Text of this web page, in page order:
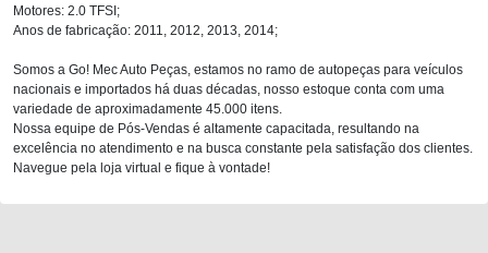
Motores: 2.0 TFSI;
Anos de fabricação: 2011, 2012, 2013, 2014;
Somos a Go! Mec Auto Peças, estamos no ramo de autopeças para veículos
nacionais e importados há duas décadas, nosso estoque conta com uma
variedade de aproximadamente 45.000 itens.
Nossa equipe de Pós-Vendas é altamente capacitada, resultando na
excelência no atendimento e na busca constante pela satisfação dos clientes.
Navegue pela loja virtual e fique à vontade!